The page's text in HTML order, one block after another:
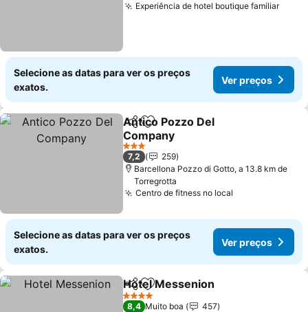
Experiência de hotel boutique familiar
Selecione as datas para ver os preços
exatos.
Ver preços
PartilharAdicionar aos favoritos
Antico Pozzo Del
Company
3 Estrelas
7,2
259
Barcellona Pozzo di Gotto, a 13.8 km de
Torregrotta
Centro de fitness no local
Selecione as datas para ver os preços
exatos.
Ver preços
PartilharAdicionar aos favoritos
Hotel Messenion
4 Estrelas
8,4 Muito boa
457